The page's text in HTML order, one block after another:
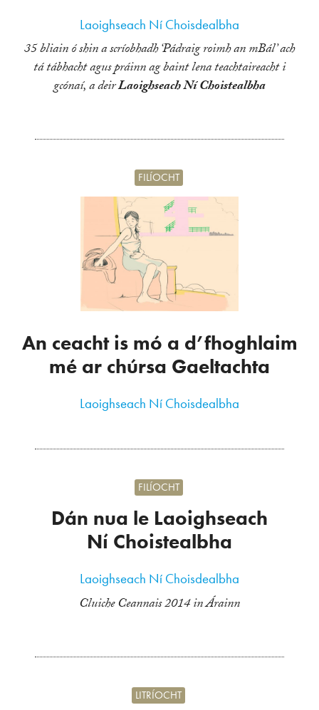
Laoighseach Ní Choisdealbha
35 bliain ó shin a scríobhadh ‘Pádraig roimh an mBál’ ach
tá tábhacht agus práinn ag baint lena teachtaireacht i
gcónaí, a deirLaoighseach Ní Choistealbha
An ceacht is mó a d’fhoghlaim
mé ar chúrsa Gaeltachta
FILÍOCHT
Laoighseach Ní Choisdealbha
Dán nua le Laoighseach
Ní Choistealbha
FILÍOCHT
Laoighseach Ní Choisdealbha
Cluiche Ceannais 2014 in Árainn
LITRÍOCHT